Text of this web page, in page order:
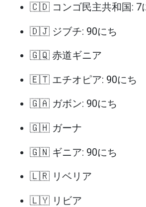
🇨🇩 コンゴ民主共和国: 7
🇩🇯 ジブチ: 90にち
🇬🇶 赤道ギニア
🇪🇹 エチオピア: 90にち
🇬🇦 ガボン: 90にち
🇬🇭 ガーナ
🇬🇳 ギニア: 90にち
🇱🇷 リベリア
🇱🇾 リビア